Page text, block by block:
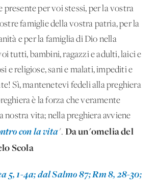
per voi stessi, per la vostra
famiglie della vostra patria, per la
e per la famiglia di Dio nella
tutti, bambini, ragazzi e adulti, laici e
e religiose, sani e malati, impediti e
Sì, mantenetevi fedeli alla preghiera
è la forza che veramente
nostra vita; nella preghiera avviene
con la vita". Da un'omelia del
Scola
5, 1-4a; dal Salmo 87; Rm 8, 28-30;